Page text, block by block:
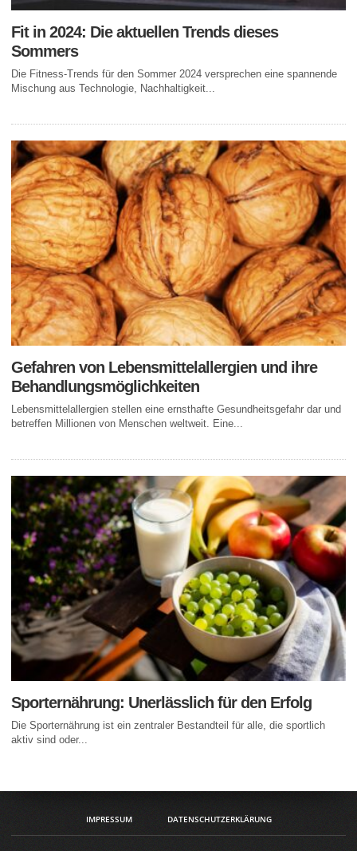
Fit in 2024: Die aktuellen Trends dieses
Sommers
Die Fitness-Trends für den Sommer 2024 versprechen eine spannende
Mischung aus Technologie, Nachhaltigkeit...
Gefahren von Lebensmittelallergien und ihre
Behandlungsmöglichkeiten
Lebensmittelallergien stellen eine ernsthafte Gesundheitsgefahr dar und
betreffen Millionen von Menschen weltweit. Eine...
Sporternährung: Unerlässlich für den Erfolg
Die Sporternährung ist ein zentraler Bestandteil für alle, die sportlich
aktiv sind oder...
IMPRESSUM DATENSCHUTZERKLÄRUNG